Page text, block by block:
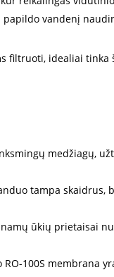
vandenį
filtruoti, idealiai
medžiagų,
tampa skaidrus,
ūkių prietaisai
100S membrana